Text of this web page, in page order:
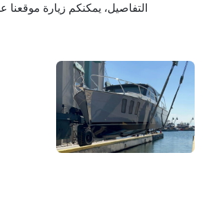
التفاصيل، يمكنكم زيارة موقعنا